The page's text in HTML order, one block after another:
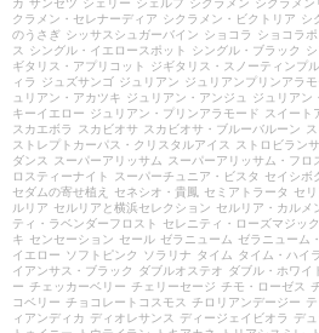
カ ザンセツ シェリー シェルフ シクラメン シクラメン
クラメン・セレナーディア シクラメン・ビクトリア シ
のうさぎ シッサスシュガーバイン ショコラ ショコラポ
ス
シングル・イエロースポット シングル・ブラック
ギタリス・アプリコット
ジギタリス・スノーティンプル
ィラ
ジュズサンゴ ジュリアン ジュリアンプリンアラモ
ュリアン・アカツキ ジュリアン・アンジュ ジュリアン
キーイエロー ジュリアン・プリンアラモード スイート
スカエボラ
スカビオサ スカビオサ・ブルーバルーン
ストレプトカーパス・クリスタルアイス
ストロビラン
ダンス
スーパーアリッサム スーパーアリッサム・フロ
ロスティーナイト
スーパーチュニア・ビスタ セイシボ
セダムの寄せ植え
セネシオ・貴鳳 セミアトラータ セ
ルリア セルリアと横浜セレクション セルリア・カルメ
ティ・ラベンダーフロスト
セレニティ・ローズマジック
キ センセーション セール ゼラニューム ゼラニューム
イエロー ソフトピンク ソラリナ タイム タイム・ハイ
イアンサス・ブラック
ダブルオステオ ダブル・ホワイ
ー チェッカーベリー チェリーセージ チモ・ローゼス
コベリー チョコレートコスモス チロリアンデージー
ィアンディカ ディオレサンス ディージェイビオラ デ